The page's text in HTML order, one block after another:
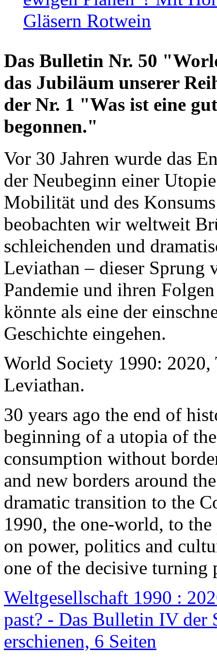
Gläsern Rotwein
Das Bulletin Nr. 50
das Jubiläum unserer
der Nr. 1 "Was ist eine
begonnen."
Vor 30 Jahren wurde das
der Neubeginn einer
Mobilität und des
beobachten wir weltweit
schleichenden und
Leviathan – dieser Sprung
Pandemie und ihren
könnte als eine der
Geschichte eingehen.
World Society 1990: 2020,
Leviathan.
30 years ago the end of
beginning of a utopia of
consumption without
and new borders around
dramatic transition to the
1990, the one-world, to the
on power, politics and
one of the decisive turning
Weltgesellschaft 1990 :
past? - Das Bulletin IV der
erschienen, 6 Seiten